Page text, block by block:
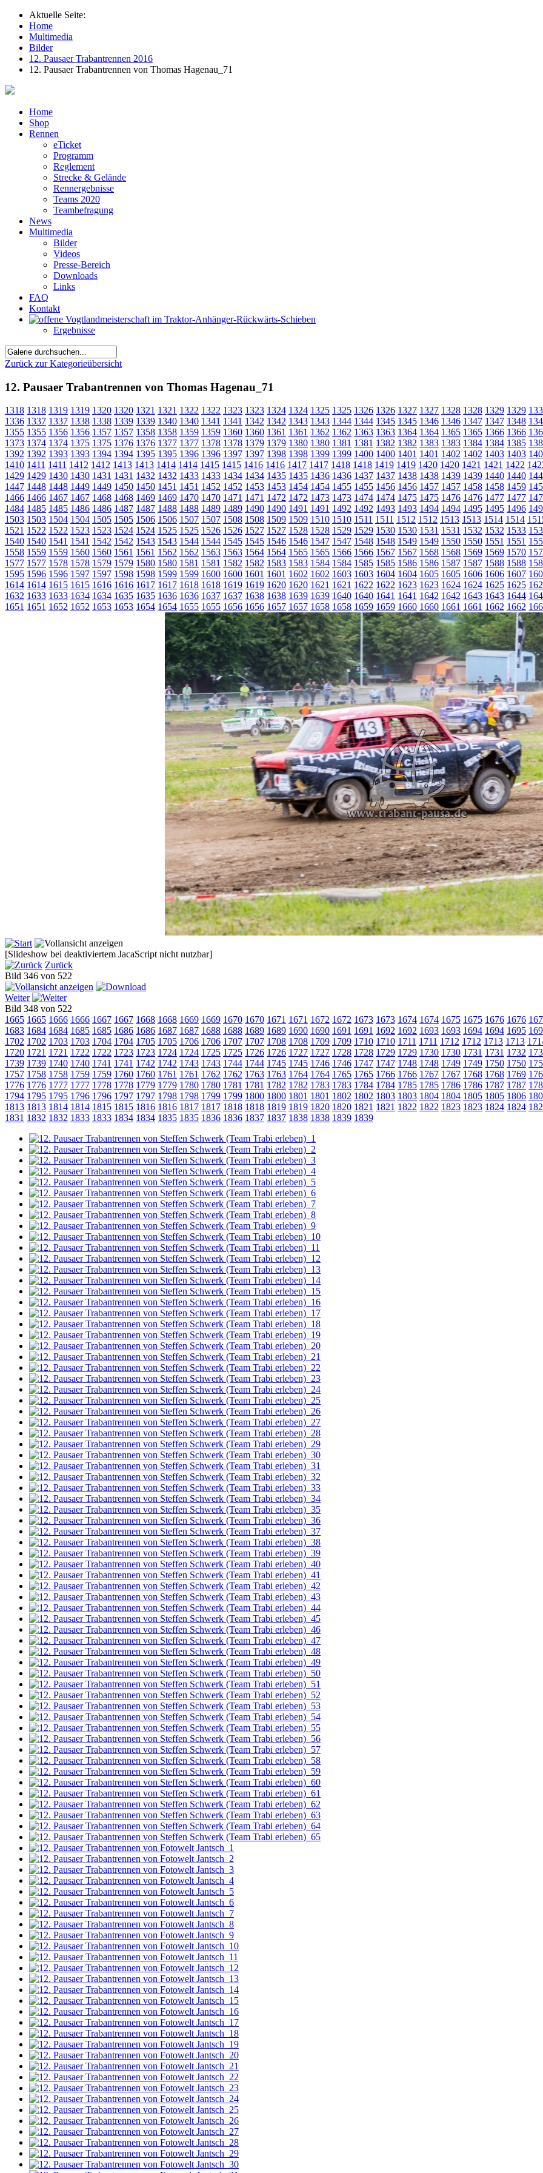
Aktuelle Seite:
Home
Multimedia
Bilder
12. Pausaer Trabantrennen 2016
12. Pausaer Trabantrennen von Thomas Hagenau_71
Home
Shop
Rennen
eTicket
Programm
Reglement
Strecke & Gelände
Rennergebnisse
Teams 2020
Teambefragung
News
Multimedia
Bilder
Videos
Presse-Bereich
Downloads
Links
FAQ
Kontakt
Ergebnisse
Zurück zur Kategorieübersicht
12. Pausaer Trabantrennen von Thomas Hagenau_71
1318 1318 1319 1319 1320 1320 1321 1321 1322 1322 1323 1323 1324 1324 1325 1325 1326 1326 1327 1327 1328 1328 1329 1329
1336 1337 1337 1338 1338 1339 1339 1340 1340 1341 1341 1342 1342 1343 1343 1344 1344 1345 1345 1346 1346 1347 1347 1348
1355 1355 1356 1356 1357 1357 1358 1358 1359 1359 1360 1360 1361 1361 1362 1362 1363 1363 1364 1364 1365 1365 1366 1366
1373 1374 1374 1375 1375 1376 1376 1377 1377 1378 1378 1379 1379 1380 1380 1381 1381 1382 1382 1383 1383 1384 1384 1385
1392 1392 1393 1393 1394 1394 1395 1395 1396 1396 1397 1397 1398 1398 1399 1399 1400 1400 1401 1401 1402 1402 1403 1403
1410 1411 1411 1412 1412 1413 1413 1414 1414 1415 1415 1416 1416 1417 1417 1418 1418 1419 1419 1420 1420 1421 1421 1422
1429 1429 1430 1430 1431 1431 1432 1432 1433 1433 1434 1434 1435 1435 1436 1436 1437 1437 1438 1438 1439 1439 1440 1440
1447 1448 1448 1449 1449 1450 1450 1451 1451 1452 1452 1453 1453 1454 1454 1455 1455 1456 1456 1457 1457 1458 1458 1459
1466 1466 1467 1467 1468 1468 1469 1469 1470 1470 1471 1471 1472 1472 1473 1473 1474 1474 1475 1475 1476 1476 1477 1477
1484 1485 1485 1486 1486 1487 1487 1488 1488 1489 1489 1490 1490 1491 1491 1492 1492 1493 1493 1494 1494 1495 1495 1496
1503 1503 1504 1504 1505 1505 1506 1506 1507 1507 1508 1508 1509 1509 1510 1510 1511 1511 1512 1512 1513 1513 1514 1514
1521 1522 1522 1523 1523 1524 1524 1525 1525 1526 1526 1527 1527 1528 1528 1529 1529 1530 1530 1531 1531 1532 1532 1533
1540 1540 1541 1541 1542 1542 1543 1543 1544 1544 1545 1545 1546 1546 1547 1547 1548 1548 1549 1549 1550 1550 1551 1551
1558 1559 1559 1560 1560 1561 1561 1562 1562 1563 1563 1564 1564 1565 1565 1566 1566 1567 1567 1568 1568 1569 1569 1570
1577 1577 1578 1578 1579 1579 1580 1580 1581 1581 1582 1582 1583 1583 1584 1584 1585 1585 1586 1586 1587 1587 1588 1588
1595 1596 1596 1597 1597 1598 1598 1599 1599 1600 1600 1601 1601 1602 1602 1603 1603 1604 1604 1605 1605 1606 1606 1607
1614 1614 1615 1615 1616 1616 1617 1617 1618 1618 1619 1619 1620 1620 1621 1621 1622 1622 1623 1623 1624 1624 1625 1625
1632 1633 1633 1634 1634 1635 1635 1636 1636 1637 1637 1638 1638 1639 1639 1640 1640 1641 1641 1642 1642 1643 1643 1644
1651 1651 1652 1652 1653 1653 1654 1654 1655 1655 1656 1656 1657 1657 1658 1658 1659 1659 1660 1660 1661 1661 1662 1662
[Slideshow bei deaktiviertem JacaScript nicht nutzbar]
Zurück
Bild 346 von 522
Weiter
Bild 348 von 522
1665 1665 1666 1666 1667 1667 1668 1668 1669 1669 1670 1670 1671 1671 1672 1672 1673 1673 1674 1674 1675 1675 1676 1676
1683 1684 1684 1685 1685 1686 1686 1687 1687 1688 1688 1689 1689 1690 1690 1691 1691 1692 1692 1693 1693 1694 1694 1695
1702 1702 1703 1703 1704 1704 1705 1705 1706 1706 1707 1707 1708 1708 1709 1709 1710 1710 1711 1711 1712 1712 1713 1713
1720 1721 1721 1722 1722 1723 1723 1724 1724 1725 1725 1726 1726 1727 1727 1728 1728 1729 1729 1730 1730 1731 1731 1732
1739 1739 1740 1740 1741 1741 1742 1742 1743 1743 1744 1744 1745 1745 1746 1746 1747 1747 1748 1748 1749 1749 1750 1750
1757 1758 1758 1759 1759 1760 1760 1761 1761 1762 1762 1763 1763 1764 1764 1765 1765 1766 1766 1767 1767 1768 1768 1769
1776 1776 1777 1777 1778 1778 1779 1779 1780 1780 1781 1781 1782 1782 1783 1783 1784 1784 1785 1785 1786 1786 1787 1787
1794 1795 1795 1796 1796 1797 1797 1798 1798 1799 1799 1800 1800 1801 1801 1802 1802 1803 1803 1804 1804 1805 1805 1806
1813 1813 1814 1814 1815 1815 1816 1816 1817 1817 1818 1818 1819 1819 1820 1820 1821 1821 1822 1822 1823 1823 1824 1824
1831 1832 1832 1833 1833 1834 1834 1835 1835 1836 1836 1837 1837 1838 1838 1839 1839